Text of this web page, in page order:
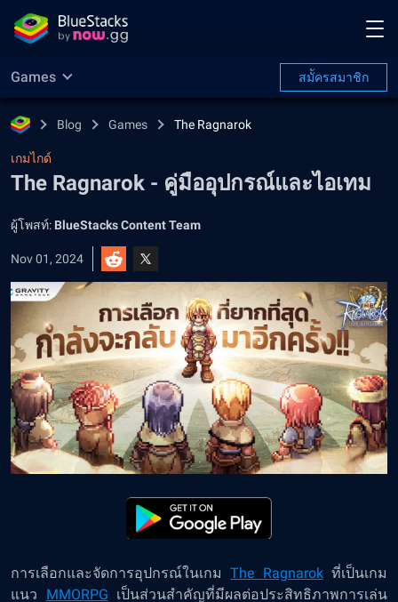
Games สมััครสมาชิก
Blog Games The Ragnarok
เกมไกด์
The Ragnarok - คู่มืออุปกรณ์และไอเทม
ผู้โพสท์: BlueStacks Content Team
Nov 01, 2024
การเลือกและจัดการอุปกรณ์ในเกมThe Ragnarokที่เป็นเกม
แนว MMORPG เป็นส่วนสำคัญที่มีผลต่อประสิทธิภาพการเล่น